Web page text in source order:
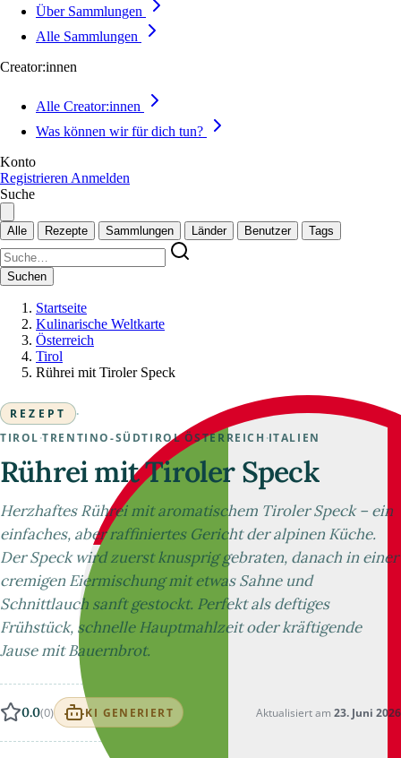
Über Sammlungen
Alle Sammlungen
Creator:innen
Alle Creator:innen
Was können wir für dich tun?
Konto
Registrieren Anmelden
Suche
Alle Rezepte Sammlungen Länder Benutzer Tags
Suchen
Startseite
Kulinarische Weltkarte
Österreich
Tirol
Rührei mit Tiroler Speck
REZEPT
·
TIROL ·TRENTINO-SÜDTIROL·ÖSTERREICH ·ITALIEN
Rührei mit Tiroler Speck
Herzhaftes Rührei mit aromatischem Tiroler Speck – ein
einfaches, aber raffiniertes Gericht der alpinen Küche.
Der Speck wird zuerst knusprig gebraten, danach in einer
cremigen Eiermischung mit etwas Sahne und
Schnittlauch sanft gestockt. Perfekt als deftiges
Frühstück, schnelle Hauptmahlzeit oder kräftigende
Jause mit Bauernbrot.
0.0(0) KI GENERIERT Aktualisiert am 23. Juni 2026